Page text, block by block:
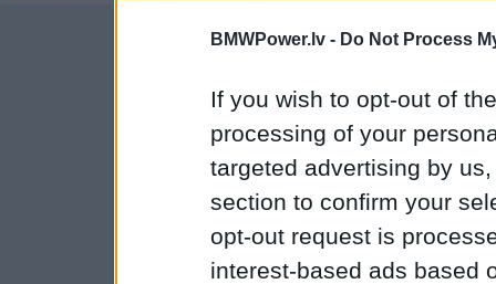
BMWPower.lv - Do Not Process
If you wish to opt-out of
processing of your
targeted advertising by
section to confirm your
opt-out request is
interest-based ads based